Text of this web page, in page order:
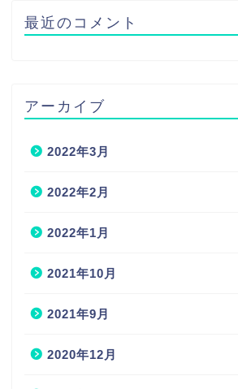
最近のコメント
アーカイブ
2022年3月
2022年2月
2022年1月
2021年10月
2021年9月
2020年12月